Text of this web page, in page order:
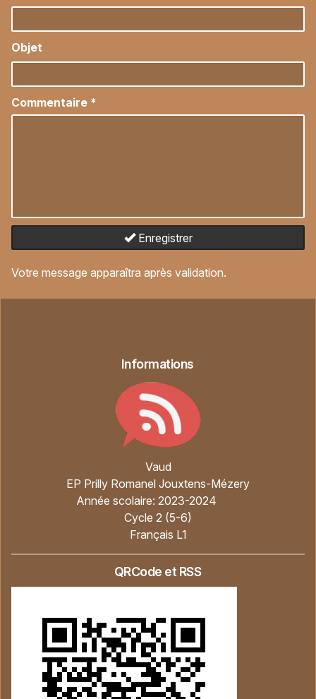
Objet
Commentaire *
Enregistrer
Votre message apparaîtra après validation.
Informations
Vaud
EP Prilly Romanel Jouxtens-Mézery
Année scolaire: 2023-2024
Cycle 2 (5-6)
Français L1
QRCode et RSS